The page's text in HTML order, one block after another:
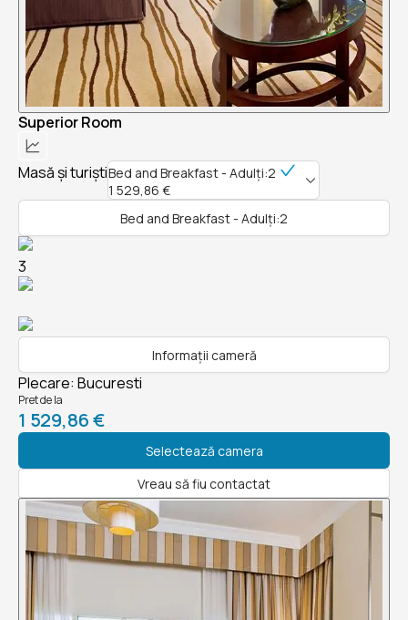
Superior Room
Masă și turiștiBed and Breakfast - Adulți:2
1 529,86 €
Bed and Breakfast - Adulți:2
3
Informații cameră
Plecare: Bucuresti
Pret de la
1 529,86 €
Selectează camera
Vreau să fiu contactat